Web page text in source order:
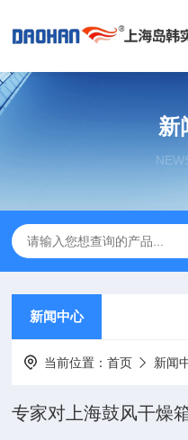
新
新闻中心
当前位置：首页 新闻
专家对上海鼓风干燥